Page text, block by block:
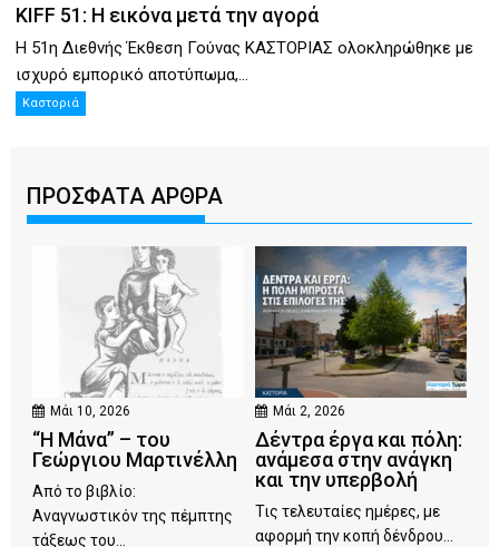
KIFF 51: Η εικόνα μετά την αγορά
Η 51η Διεθνής Έκθεση Γούνας ΚΑΣΤΟΡΙΑΣ ολοκληρώθηκε με
ισχυρό εμπορικό αποτύπωμα,...
Καστοριά
ΠΡΟΣΦΑΤΑ ΑΡΘΡΑ
Μάι 10, 2026
“Η Μάνα” – του
Γεώργιου Μαρτινέλλη
Από το βιβλίο:
Αναγνωστικόν της πέμπτης
τάξεως του...
Μάι 2, 2026
Δέντρα έργα και πόλη:
ανάμεσα στην ανάγκη
και την υπερβολή
Τις τελευταίες ημέρες, με
αφορμή την κοπή δένδρου...